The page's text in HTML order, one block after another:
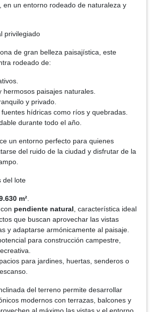
en un entorno rodeado de naturaleza y
privilegiado
de gran belleza paisajística, este
rodeado de:
hermosos paisajes naturales.
y privado.
hídricas como ríos y quebradas.
durante todo el año.
un entorno perfecto para quienes
del ruido de la ciudad y disfrutar de la
del lote
m²
pendiente natural , característica ideal
que buscan aprovechar las vistas
y adaptarse armónicamente al paisaje.
para construcción campestre,
para jardines, huertas, senderos o
del terreno permite desarrollar
modernos con terrazas, balcones y
al máximo las vistas y el entorno